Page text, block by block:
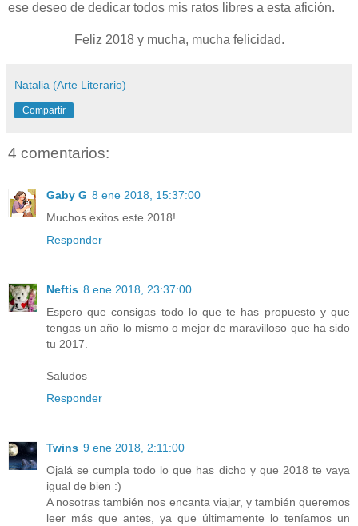
ese deseo de dedicar todos mis ratos libres a esta afición.
Feliz 2018 y mucha, mucha felicidad.
Natalia (Arte Literario)
Compartir
4 comentarios:
Gaby G 8 ene 2018, 15:37:00
Muchos exitos este 2018!
Responder
Neftis 8 ene 2018, 23:37:00
Espero que consigas todo lo que te has propuesto y que
tengas un año lo mismo o mejor de maravilloso que ha sido
tu 2017.
Saludos
Responder
Twins 9 ene 2018, 2:11:00
Ojalá se cumpla todo lo que has dicho y que 2018 te vaya
igual de bien :)
A nosotras también nos encanta viajar, y también queremos
leer más que antes, ya que últimamente lo teníamos un